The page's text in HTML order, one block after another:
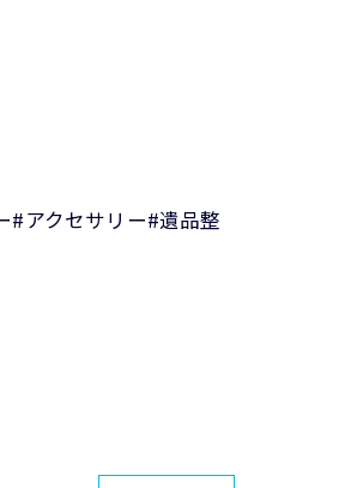
#アクセサリー#遺品整